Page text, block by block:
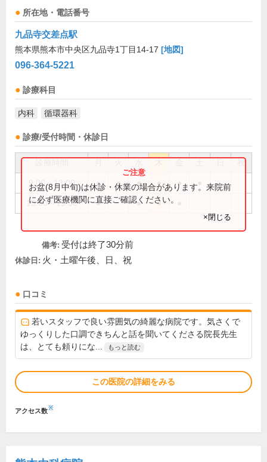
所在地・電話番号
九品寺交差点駅
熊本県熊本市中央区九品寺1丁目14-17 [地図]
096-364-5221
診療科目
内科 循環器科
診療/受付時間・休診日
祝
9:00～13:00 ● ● ● ● ●
15:00～19:00 ● ● ●
お盆(8月中旬)は休診・休業の場合があります。来院前
に必ず医療機関に直接ご確認ください。
×閉じる
備考: 受付は終了30分前
休診日: 火・土曜午後、日、祝
口コミ
若いスタッフで良い雰囲気の綺麗な病院です。気さくで
ゆっくりした口調できちんと話を聞いてくださる院長先生
は、とても頼りにな...
もっと読む
この医院の詳細をみる
アクセス数※